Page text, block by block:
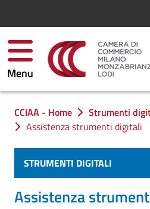
Menu
Ti trovi in:
CCIAA - Home
Strumenti
Assistenza strumenti digitali
STRUMENTI DIGITALI
Assistenza